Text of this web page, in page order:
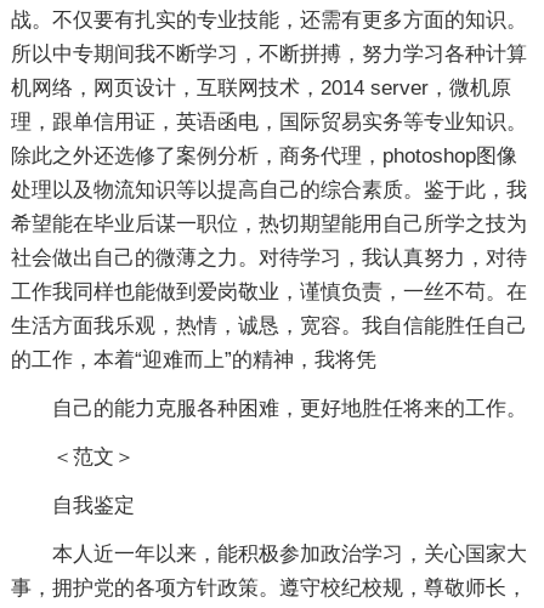
战。不仅要有扎实的专业技能，还需有更多方面的知识。
所以中专期间我不断学习，不断拼搏，努力学习各种计算
机网络，网页设计，互联网技术，2014 server，微机原
理，跟单信用证，英语函电，国际贸易实务等专业知识。
除此之外还选修了案例分析，商务代理，photoshop图像
处理以及物流知识等以提高自己的综合素质。鉴于此，我
希望能在毕业后谋一职位，热切期望能用自己所学之技为
社会做出自己的微薄之力。对待学习，我认真努力，对待
工作我同样也能做到爱岗敬业，谨慎负责，一丝不苟。在
生活方面我乐观，热情，诚恳，宽容。我自信能胜任自己
的工作，本着“迎难而上”的精神，我将凭
自己的能力克服各种困难，更好地胜任将来的工作。
＜范文＞
自我鉴定
本人近一年以来，能积极参加政治学习，关心国家大
事，拥护党的各项方针政策。遵守校纪校规，尊敬师长，